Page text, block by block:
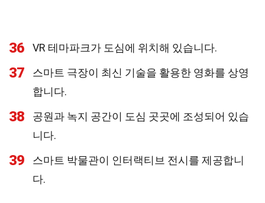
36 VR 테마파크가 도심에 위치해 있습니다.
37
스마트 극장이 최신 기술을 활용한 영화를 상영
합니다.
38
공원과 녹지 공간이 도심 곳곳에 조성되어 있습
니다.
39
스마트 박물관이 인터랙티브 전시를 제공합니
다.